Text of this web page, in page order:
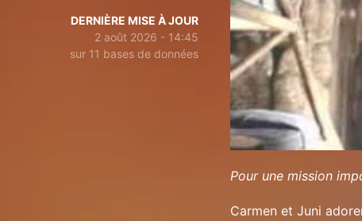
DERNIÈRE MISE À JOUR
2 août 2026 - 14:45
sur 11 bases de données
Pour une mission
Carmen et Juni